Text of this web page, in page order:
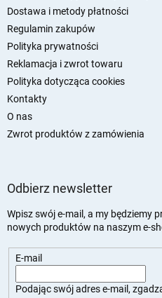
Dostawa i metody płatności
Regulamin zakupów
Polityka prywatności
Reklamacja i zwrot towaru
Polityka dotycząca cookies
Kontakty
O nas
Zwrot produktów z zamówienia
Odbierz newsletter
Wpisz swój e-mail, a my będziemy
nowych produktów na naszym e-
E-mail
Podając swój adres e-mail,